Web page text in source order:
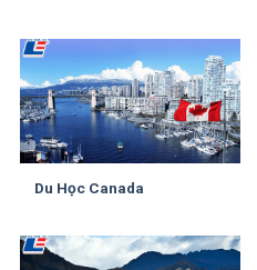
Du Học Canada